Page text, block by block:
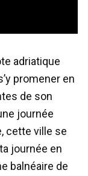
adriatique
promener en
de son
journée
cette ville se
journée en
balnéaire de